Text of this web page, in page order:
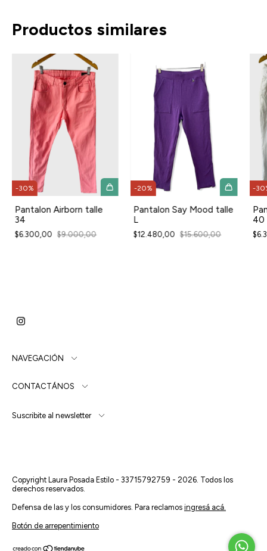
Productos similares
-30%
Pantalon Airborn talle
34
$6.300,00 $9.000,00
-20%
Pantalon Say Mood talle
L
$12.480,00 $15.600,00
-30
40
NAVEGACIÓN
CONTACTÁNOS
Suscribite al newsletter
Copyright Laura Posada Estilo - 33715792759 - 2026. Todos los
derechos reservados.
Defensa de las y los consumidores. Para reclamos ingresá acá.
Botón de arrepentimiento